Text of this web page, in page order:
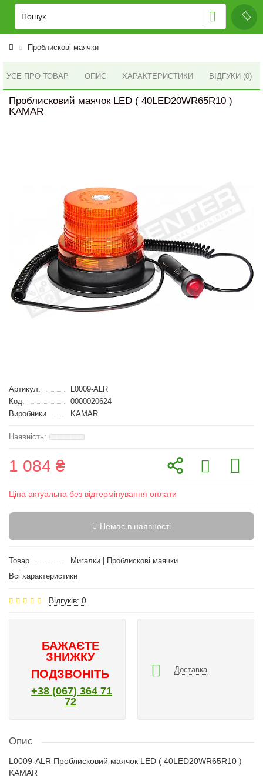
Проблискові маячки
УСЕ ПРО ТОВАР ОПИС ХАРАКТЕРИСТИКИ ВІДГУКИ (0)
Проблисковий маячок LED ( 40LED20WR65R10 )
KAMAR
Артикул:
L0009-ALR
Код:
0000020624
Виробники
KAMAR
1 084 ₴
Ціна актуальна без відтермінування оплати
Немає в наявності
Товар
Мигалки | Проблискові маячки
Всі характеристики
Відгуків: 0
БАЖАЄТЕ
ЗНИЖКУ
ПОДЗВОНІТЬ
+38 (067) 364 71
72
Доставка
Опис
L0009-ALR Проблисковий маячок LED ( 40LED20WR65R10 )
KAMAR